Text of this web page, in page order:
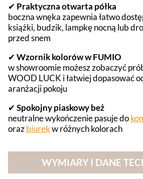
✔ Praktyczna otwarta półka
boczna wnęka zapewnia łatwo
książki, budzik, lampkę nocną lub
przed snem
✔Wzornik kolorów w FUMIO
w showroomie możesz zobaczyć
WOOD LUCK i łatwiej dopasować
aranżacji pokoju
✔Spokojny piaskowy beż
neutralne wykończenie pasuje do
orazbiurekw różnych kolorach
WYMIARY I DANE